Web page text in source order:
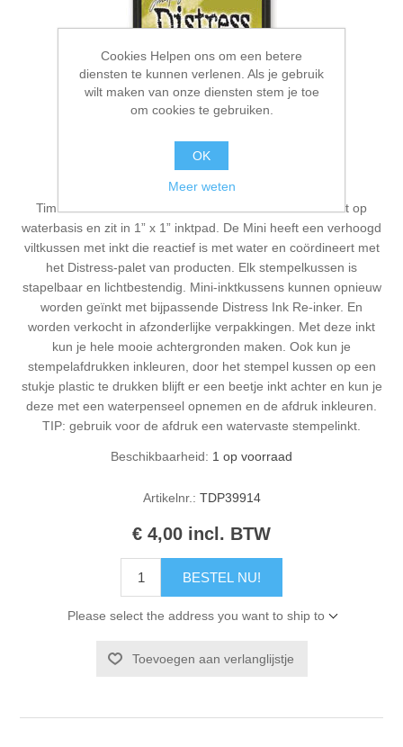
Crushed Olive - Distress ink
Tim Holtz® Mini Distress-inktkussen is een kleurstofinkt op
waterbasis en zit in 1” x 1” inktpad. De Mini heeft een verhoogd
viltkussen met inkt die reactief is met water en coördineert met
het Distress-palet van producten. Elk stempelkussen is
stapelbaar en lichtbestendig. Mini-inktkussens kunnen opnieuw
worden geïnkt met bijpassende Distress Ink Re-inker. En
worden verkocht in afzonderlijke verpakkingen. Met deze inkt
kun je hele mooie achtergronden maken. Ook kun je
stempelafdrukken inkleuren, door het stempel kussen op een
stukje plastic te drukken blijft er een beetje inkt achter en kun je
deze met een waterpenseel opnemen en de afdruk inkleuren.
TIP: gebruik voor de afdruk een watervaste stempelinkt.
Beschikbaarheid: 1 op voorraad
Artikelnr.: TDP39914
€ 4,00 incl. BTW
BESTEL NU!
Please select the address you want to ship to
Toevoegen aan verlanglijstje
Cookies Helpen ons om een betere
diensten te kunnen verlenen. Als je gebruik
wilt maken van onze diensten stem je toe
om cookies te gebruiken.
OK
Meer weten